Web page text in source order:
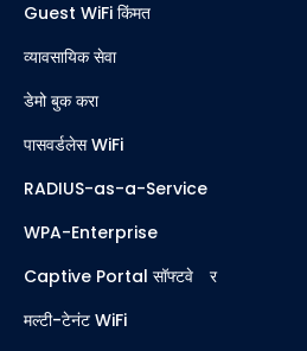
Guest WiFi किंमत
व्यावसायिक सेवा
डेमो बुक करा
पासवर्डलेस WiFi
RADIUS-as-a-Service
WPA-Enterprise
Captive Portal सॉफ्टवेअर
मल्टी-टेनंट WiFi